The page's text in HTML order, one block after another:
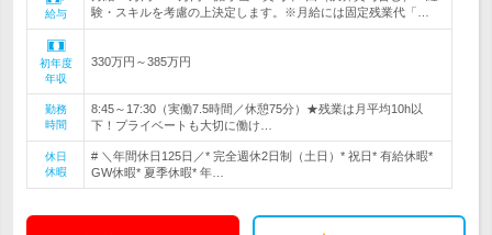
給与
験・スキルを考慮の上決定します。※月給には固定残業代「…
初年度
年収
330万円～385万円
勤務
時間
8:45～17:30（実働7.5時間／休憩75分）★残業は月平均10h以
下！プライベートも大切に働け…
休日
休暇
# ＼年間休日125日／* 完全週休2日制（土日）* 祝日* 有給休暇*
GW休暇* 夏季休暇* 年…